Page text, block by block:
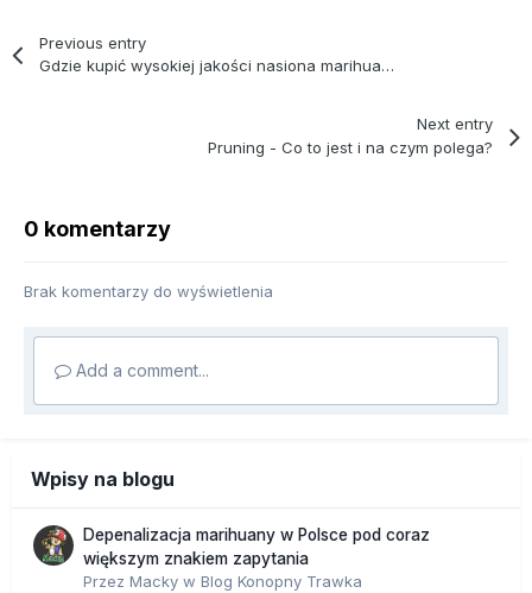
Previous entry
Gdzie kupić wysokiej jakości nasiona marihuany? - Omówienie feminizowanych i automatycznych oraz regularnych
Next entry
Pruning - Co to jest i na czym polega?
0 komentarzy
Brak komentarzy do wyświetlenia
Add a comment...
Wpisy na blogu
Depenalizacja marihuany w Polsce pod coraz
większym znakiem zapytania
Przez Macky w Blog Konopny Trawka